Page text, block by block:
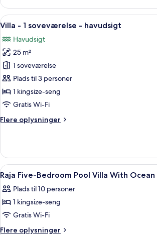
-
havudsigt
(Villa,
Indlæs
alle
billeder
af
Villa
-
1
soveværelse
havudsigt
Villa - 1
6
Villa - 1 soveværelse - havudsigt
Havudsigt
25 m²
1 soveværelse
Plads til 3 personer
1 kingsize-seng
Gratis Wi-Fi
Flere oplysninger
Flere
-
soveværelse
havudsigt
Indlæs
alle
billeder
af
Raja
Five-
1
6
Raja Five-Bedroom Pool Villa With
Plads til 10 personer
1 kingsize-seng
Gratis Wi-Fi
Flere oplysninger
Flere